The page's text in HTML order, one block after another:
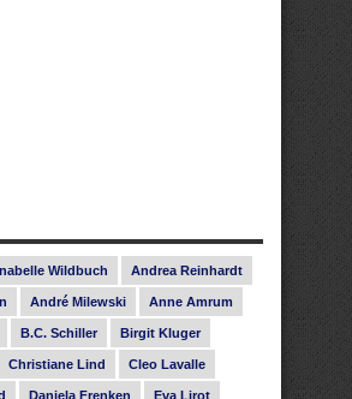
Wildbuch Andrea Reinhardt
André Milewski Anne Amrum
B.C. Schiller Birgit Kluger
Christiane Lind Cleo Lavalle
Daniela Frenken Eva Lirot